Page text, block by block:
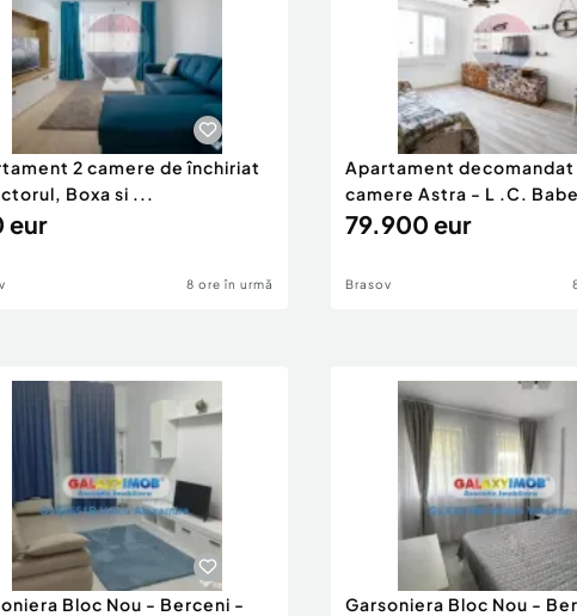
2 camere de închiriat
Boxa si ...
eur
8 ore în urmă
Apartament decomandat
camere Astra - L .C.
79.900 eur
Brasov
Bloc Nou - Berceni -
Garsoniera Bloc Nou -